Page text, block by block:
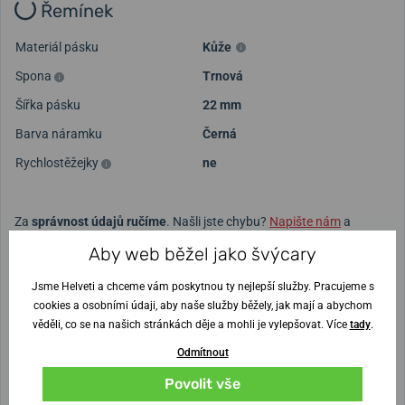
Řemínek
Materiál pásku
Kůže
Spona
Trnová
Šířka pásku
22 mm
Barva náramku
Černá
Rychlostěžejky
ne
Za správnost údajů ručíme. Našli jste chybu? Napište náma
Garant: Kateřina Žváček
POTŘEBUJETE PORADIT?
Obraťte se na specialistu Wenger
Jakub Novák
+420252252308
Aby web běžel jako švýcary
Jsme Helveti a chceme vám poskytnou ty nejlepší služby. Pracujeme s
cookies a osobními údaji, aby naše služby běžely, jak mají a abychom
věděli, co se na našich stránkách děje a mohli je vylepšovat. Více tady.
Odmítnout
Povolit vše